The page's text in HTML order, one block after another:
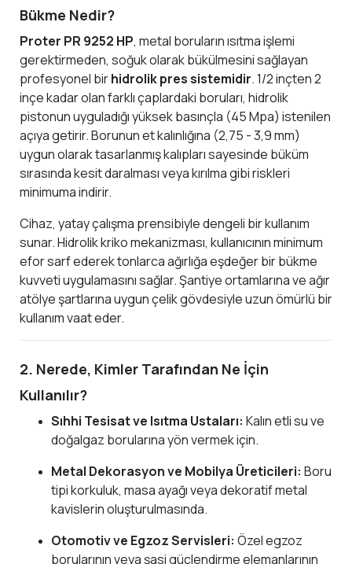
Bükme Nedir?
Proter PR 9252 HP, metal boruların ısıtma işlemi
gerektirmeden, soğuk olarak bükülmesini sağlayan
profesyonel birhidrolik pres sistemidir. 1/2 inçten 2
inçe kadar olan farklı çaplardaki boruları, hidrolik
pistonun uyguladığı yüksek basınçla (45 Mpa) istenilen
açıya getirir. Borunun et kalınlığına (2,75 - 3,9 mm)
uygun olarak tasarlanmış kalıpları sayesinde büküm
sırasında kesit daralması veya kırılma gibi riskleri
minimuma indirir.
Cihaz, yatay çalışma prensibiyle dengeli bir kullanım
sunar. Hidrolik kriko mekanizması, kullanıcının minimum
efor sarf ederek tonlarca ağırlığa eşdeğer bir bükme
kuvveti uygulamasını sağlar. Şantiye ortamlarına ve ağır
atölye şartlarına uygun çelik gövdesiyle uzun ömürlü bir
kullanım vaat eder.
2. Nerede, Kimler Tarafından Ne İçin
Kullanılır?
Sıhhi Tesisat ve Isıtma Ustaları: Kalın etli su ve
doğalgaz borularına yön vermek için.
Metal Dekorasyon ve Mobilya Üreticileri: Boru
tipi korkuluk, masa ayağı veya dekoratif metal
kavislerin oluşturulmasında.
Otomotiv ve Egzoz Servisleri: Özel egzoz
borularının veya şasi güçlendirme elemanlarının